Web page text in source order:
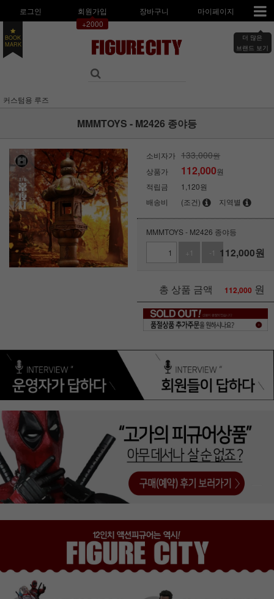
로그인
회원가입
+2000
장바구니 마이페이지
더 많은
브랜드 보기
BOOK
MARK
커스텀용 루즈
MMMTOYS - M2426 종야등
소비자가 133,000원
상품가
112,000원
적립금
1,120원
배송비
(조건) 지역별
MMMTOYS - M2426 종야등
+1
-1 112,000원
총 상품 금액 112,000 원